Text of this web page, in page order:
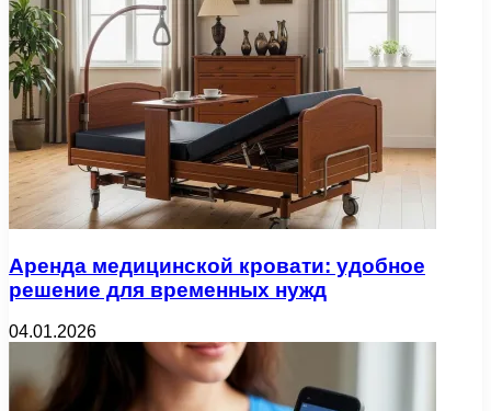
Аренда медицинской кровати: удобное
решение для временных нужд
04.01.2026